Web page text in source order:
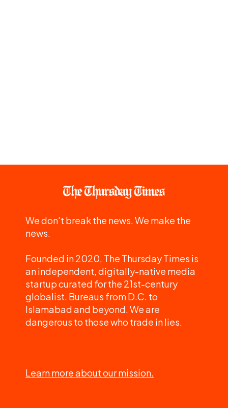
We don't break the news. We make the
news.
Founded in 2020, The Thursday Times is
an independent, digitally-native media
startup curated for the 21st-century
globalist. Bureaus from D.C. to
Islamabad and beyond. We are
dangerous to those who trade in lies.
Learn more about our mission.